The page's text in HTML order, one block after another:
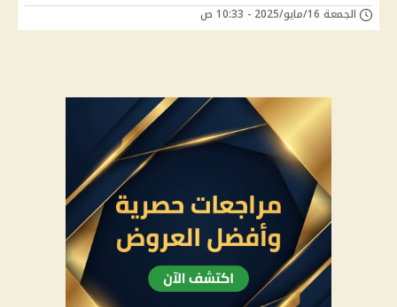
الجمعة 16/مايو/2025 - 10:33 ص